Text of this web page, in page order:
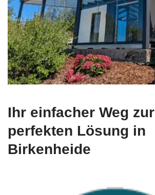
Ihr einfacher Weg zur
perfekten Lösung in
Birkenheide